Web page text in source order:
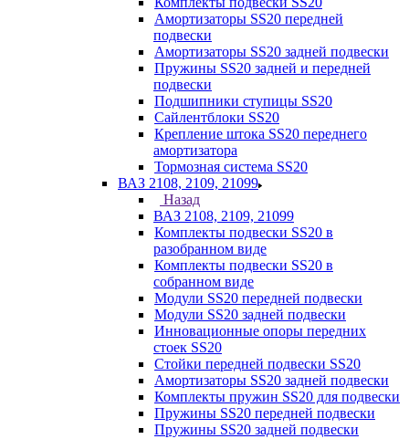
Амортизаторы SS20 передней
подвески
Амортизаторы SS20 задней подвески
Пружины SS20 задней и передней
подвески
Подшипники ступицы SS20
Сайлентблоки SS20
Крепление штока SS20 переднего
амортизатора
Тормозная система SS20
ВАЗ 2108, 2109, 21099
Назад
ВАЗ 2108, 2109, 21099
Комплекты подвески SS20 в
разобранном виде
Комплекты подвески SS20 в
собранном виде
Модули SS20 передней подвески
Модули SS20 задней подвески
Инновационные опоры передних
стоек SS20
Стойки передней подвески SS20
Амортизаторы SS20 задней подвески
Комплекты пружин SS20 для подвески
Пружины SS20 передней подвески
Пружины SS20 задней подвески